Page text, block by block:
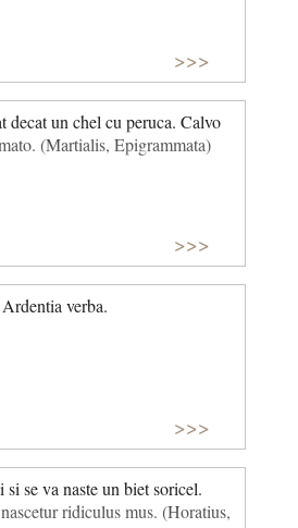
>>>
decat un chel cu peruca. Calvo
(Martialis, Epigrammata)
>>>
verba.
>>>
se va naste un biet soricel.
ridiculus mus. (Horatius,